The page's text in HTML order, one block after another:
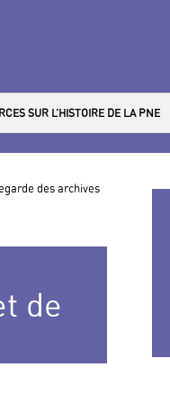
SUR L’HISTOIRE DE LA PNE
des archives
de